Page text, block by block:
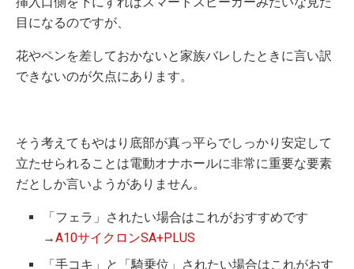
目になるのですが、
花やペンを差しておかないと家族バレしたときに言い訳
できないのが欠点にあります。
そう考えてもやはり底部が真っ平らでしっかり安定して
立たせられることは電動オナホールに非常に重要な要素
だとしか言いようがありません。
「フェラ」されたい場合はこれがおすすめです
→A10サイクロンSA+PLUS
「手コキ」と「騎乗位」されたい場合はこれがおす